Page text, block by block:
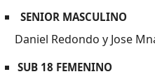
SENIOR MASCULINO
Daniel Redondo y Jose
SUB 18 FEMENINO